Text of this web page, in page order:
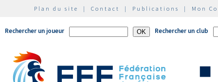
Plan du site | Contact | Publications | Mon
Rechercher un joueur Rechercher un club